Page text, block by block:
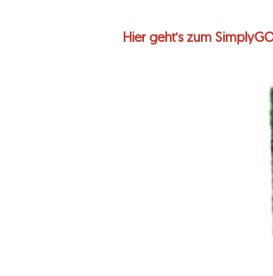
Hier geht’s zum